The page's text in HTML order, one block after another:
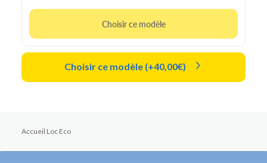
Choisir ce modèle
Choisir ce modèle (+40,00€)
Accueil Loc Eco